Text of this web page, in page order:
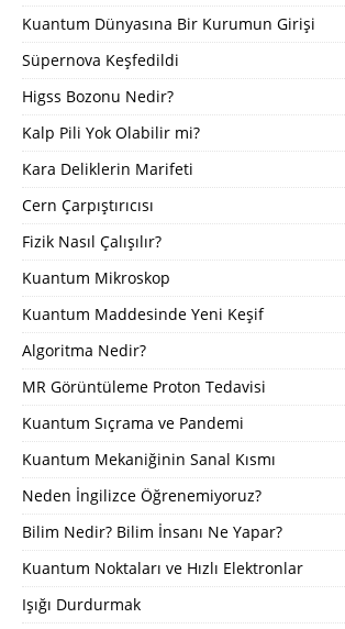
Kuantum Dünyasına Bir Kurumun Girişi
Süpernova Keşfedildi
Higss Bozonu Nedir?
Kalp Pili Yok Olabilir mi?
Kara Deliklerin Marifeti
Cern Çarpıştırıcısı
Fizik Nasıl Çalışılır?
Kuantum Mikroskop
Kuantum Maddesinde Yeni Keşif
Algoritma Nedir?
MR Görüntüleme Proton Tedavisi
Kuantum Sıçrama ve Pandemi
Kuantum Mekaniğinin Sanal Kısmı
Neden İngilizce Öğrenemiyoruz?
Bilim Nedir? Bilim İnsanı Ne Yapar?
Kuantum Noktaları ve Hızlı Elektronlar
Işığı Durdurmak